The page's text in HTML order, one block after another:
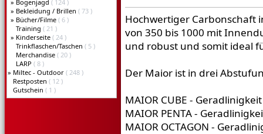
» Bogenjagd ( 124 )
» Bekleidung / Brillen ( 73 )
» Bücher/Filme ( 6 )
Training ( 21 )
» Kinderseite ( 24 )
Trinkflaschen/Taschen ( 5 )
Merchandise ( 20 )
LARP ( 8 )
» Miltec - Outdoor ( 248 )
Restposten ( 12 )
Gutschein ( 1 )
Hochwertiger Carbonschaft
von 350 bis 1000 mit
und robust und somit ideal
Der Maior ist in drei
MAIOR CUBE -
MAIOR PENTA -
MAIOR OCTAGON -